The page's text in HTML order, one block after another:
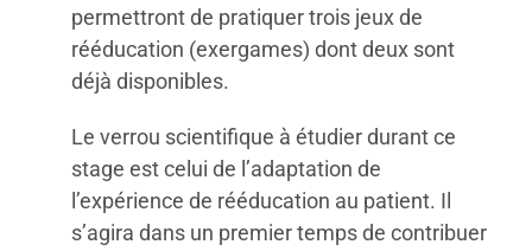
permettront de pratiquer trois jeux de
rééducation (exergames) dont deux sont
déjà disponibles.
Le verrou scientifique à étudier durant ce
stage est celui de l’adaptation de
l’expérience de rééducation au patient. Il
s’agira dans un premier temps de contribuer